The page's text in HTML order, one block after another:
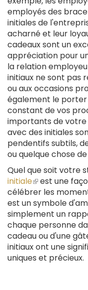
employés des
initiales de
acharné et leur
cadeaux sont un
appréciation pour
la relation
initiaux ne sont pas
ou aux occasions
également le
constant de vos
importants de votre
avec des initiales
pendentifs subtils,
ou quelque chose
Quel que soit votre
initiale(le
lien
est
externe)
est une
célébrer les
est un symbole
simplement un
chaque personne
cadeau ou d'une
initiaux ont une
uniques et précieux.